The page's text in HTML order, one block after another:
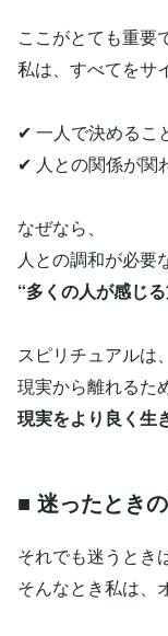
ここがとても重要
私は、すべてをサ
✔ 一人で決めるこ
✔ 人との関係が関
なぜなら、
人との調和が必要
“多くの人が感じ
スピリチュアルは、
現実から離れるた
現実をより良く生
■ 迷ったとき
それでも迷うとき
そんなとき私は、